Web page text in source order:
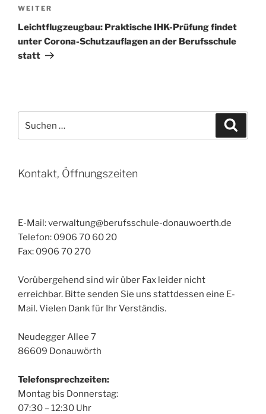
Nächster
Beitrag
WEITER
Leichtflugzeugbau: Praktische IHK-Prüfung findet
unter Corona-Schutzauflagen an der Berufsschule
statt
nach:
Kontakt, Öffnungszeiten
E-Mail: verwaltung@berufsschule-donauwoerth.de
Telefon: 0906 70 60 20
Fax: 0906 70 270
Vorübergehend sind wir über Fax leider nicht
erreichbar. Bitte senden Sie uns stattdessen eine E-
Mail. Vielen Dank für Ihr Verständis.
Neudegger Allee 7
86609 Donauwörth
Telefonsprechzeiten:
Montag bis Donnerstag:
07:30 – 12:30 Uhr